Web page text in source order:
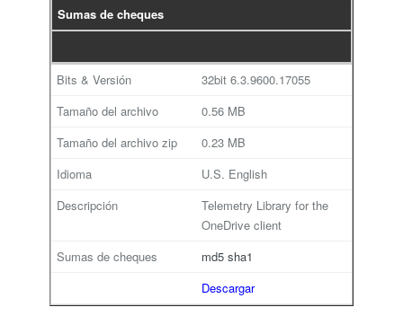
Sumas de cheques
32bit 6.3.9600.17055
0.56 MB
0.23 MB
U.S. English
Telemetry Library for the
OneDrive client
md5 sha1
Descargar